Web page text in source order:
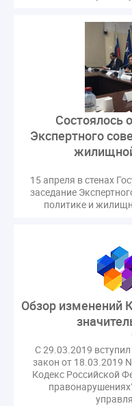
Состоялось
Экспертного
15 апреля в стенах
заседание
политике и
Обзор
С 29.03.2019
закон от 18.03.2019
Кодекс Российской